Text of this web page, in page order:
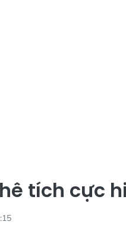
tích cực